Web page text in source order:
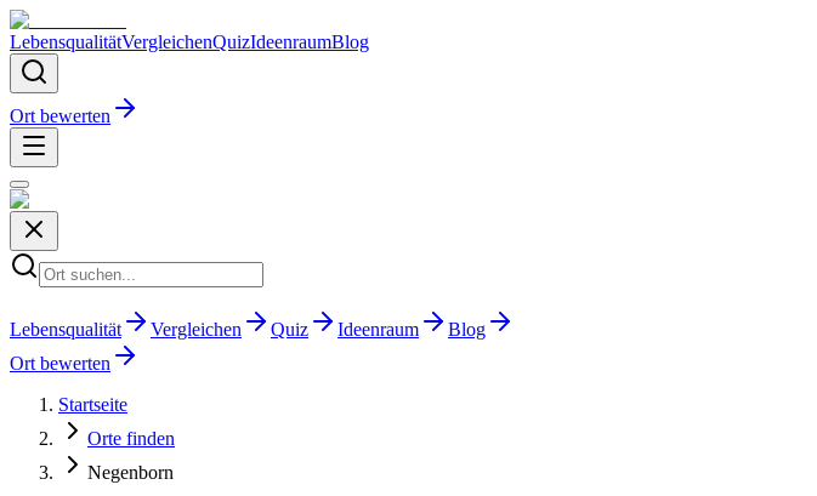
LebensqualitätVergleichenQuizIdeenraumBlog
Ort bewerten
Lebensqualität Vergleichen Quiz Ideenraum
Blog
Ort bewerten
Startseite
Orte finden
Negenborn